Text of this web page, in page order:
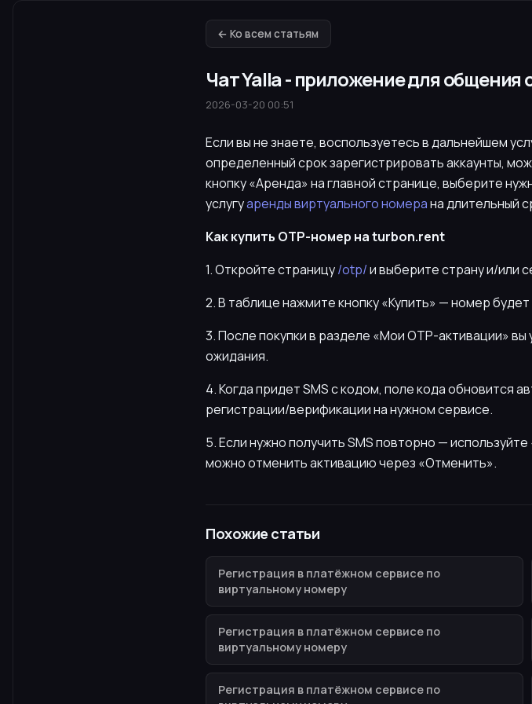
← Ко всем статьям
Чат Yalla - приложение для общения
2026-03-20 00:51
Если вы не знаете, воспользуетесь в дальнейшем
определенный срок зарегистрировать аккаунты,
кнопку «Аренда» на главной странице, выберите
услугуаренды виртуального номерана длительный
Как купить OTP-номер на turbon.rent
1. Откройте страницу/otp/и выберите страну и/или
2. В таблице нажмите кнопку «Купить» — номер
3. После покупки в разделе «Мои OTP-активации»
ожидания.
4. Когда придет SMS с кодом, поле кода обновится
регистрации/верификации на нужном сервисе.
5. Если нужно получить SMS повторно —
можно отменить активацию через «Отменить».
Похожие статьи
Регистрация в платёжном сервисе по
виртуальному номеру
Регистрация в платёжном сервисе по
виртуальному номеру
Регистрация в платёжном сервисе по